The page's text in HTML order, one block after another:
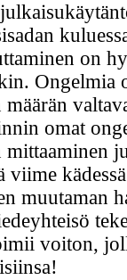
on
Ongelmia
omat
viime
muutaman
voiton,